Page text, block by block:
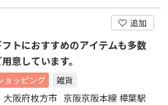
追加
フトにおすすめのアイテムも多数
用意しています。
ョッピング 雑貨
大阪府枚方市 京阪京阪本線 樟葉駅